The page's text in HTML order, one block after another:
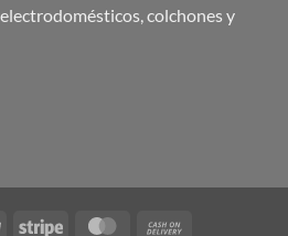
colchones y
PayPal Stripe MasterCard